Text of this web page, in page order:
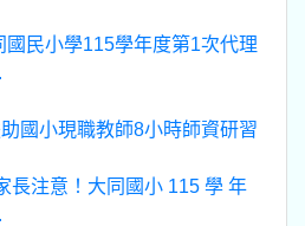
國民小學115學年度第1次代理
國小現職教師8小時師資研習
長注意！大同國小 115 學 年